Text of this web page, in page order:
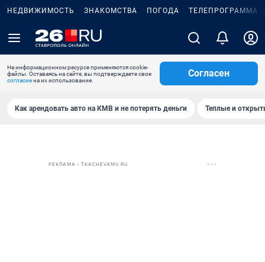
НЕДВИЖИМОСТЬ ЗНАКОМСТВА ПОГОДА ТЕЛЕПРОГРАММА
На информационном ресурсе применяются cookie-
файлы. Оставаясь на сайте, вы подтверждаете свое
согласиена их использование.
Согласен
Как арендовать авто на КМВ и не потерять деньги Теплые и
РЕКЛАМА • TKACHEVKMV.RU